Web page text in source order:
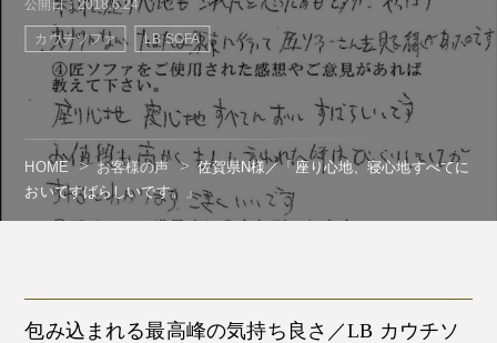
公開日：2018.6.24
カウチソファ LB SOFA
HOME お客様の声
佐賀県N様／「座り心地、寝心地すべてに
おいてすばらしいです。」
包み込まれる最高峰の気持ち良さ／LB カウチソ